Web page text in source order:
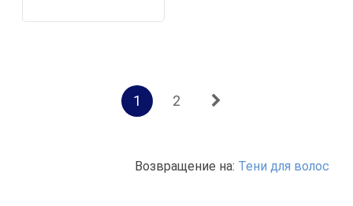
1 2
Возвращение на: Тени для волос